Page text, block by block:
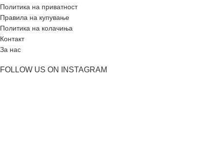
Политика на приватност
Правила на купување
Политика на колачиња
Контакт
За нас
FOLLOW US ON INSTAGRAM